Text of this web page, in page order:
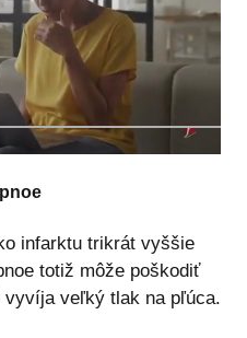
infarktu trikrát vyššie
totiž môže poškodiť
veľký tlak na pľúca.